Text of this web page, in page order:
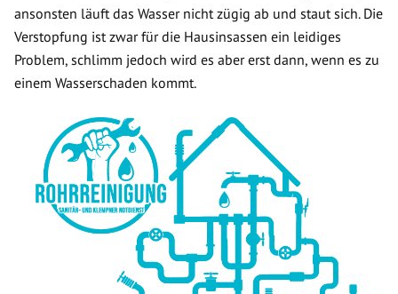
ansonsten läuft das Wasser nicht zügig ab und staut sich. Die
Verstopfung ist zwar für die Hausinsassen ein leidiges
Problem, schlimm jedoch wird es aber erst dann, wenn es zu
einem Wasserschaden kommt.